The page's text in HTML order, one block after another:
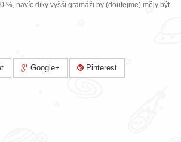
%, navíc díky vyšší gramáži by (doufejme) měly být
Google+ Pinterest